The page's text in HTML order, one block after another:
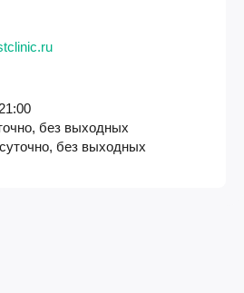
без выходных
без выходных